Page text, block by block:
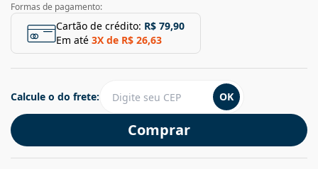
Formas de pagamento:
Cartão de crédito: R$ 79,90
Em até 3X de R$ 26,63
Comprar
Calcule o do frete: OK